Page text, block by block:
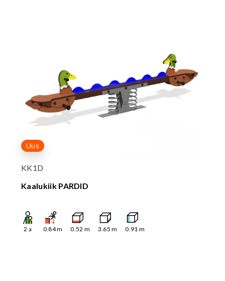
Uus
KK1D
Kaalukiik PARDID
2 a 0.84m 0.52 m 3.65 m 0.91 m